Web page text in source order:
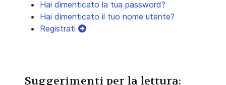
Hai dimenticato la tua password?
Hai dimenticato il tuo nome utente?
Registrati
Suggerimenti per la lettura: